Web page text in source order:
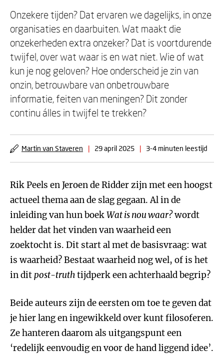
Onzekere tijden? Dat ervaren we dagelijks, in onze
organisaties en daarbuiten. Wat maakt die
onzekerheden extra onzeker? Dat is voortdurende
twijfel, over wat waar is en wat niet. Wie of wat
kun je nog geloven? Hoe onderscheid je zin van
onzin, betrouwbare van onbetrouwbare
informatie, feiten van meningen? Dit zonder
continu álles in twijfel te trekken?
Martin van Staveren | 29 april 2025 | 3-4 minuten leestijd
Rik Peels en Jeroen de Ridder zijn met een hoogst
actueel thema aan de slag gegaan. Al in de
inleiding van hun boekWat is nou waar?wordt
helder dat het vinden van waarheid een
zoektocht is. Dit start al met de basisvraag: wat
is waarheid? Bestaat waarheid nog wel, of is het
in ditpost-truthtijdperk een achterhaald begrip?
Beide auteurs zijn de eersten om toe te geven dat
je hier lang en ingewikkeld over kunt filosoferen.
Ze hanteren daarom als uitgangspunt een
‘redelijk eenvoudig en voor de hand liggend idee’.